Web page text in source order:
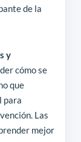
de la
y
cómo se
que
para
Las
mejor